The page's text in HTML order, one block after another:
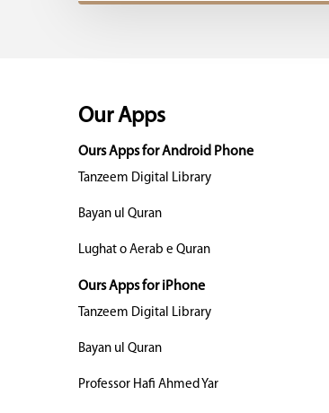
Our Apps
Ours Apps for Android Phone
Tanzeem Digital Library
Bayan ul Quran
Lughat o Aerab e Quran
Ours Apps for iPhone
Tanzeem Digital Library
Bayan ul Quran
Professor Hafi Ahmed Yar